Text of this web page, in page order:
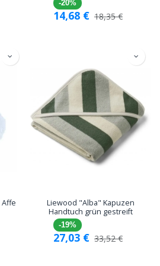
-20%
14,68 € 18,35€
Liewood "Alba" Kapuzen
Handtuch grün gestreift
-19%
27,03 € 33,52€